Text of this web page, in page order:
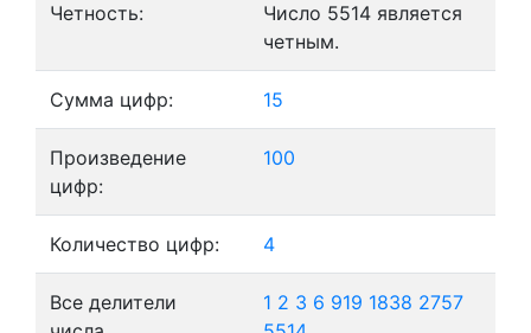
Четность:
Число 5514 является
четным.
Сумма цифр: 15
Произведение
цифр:
100
Количество цифр: 4
Все делители
1 2 3 6 919 1838 2757